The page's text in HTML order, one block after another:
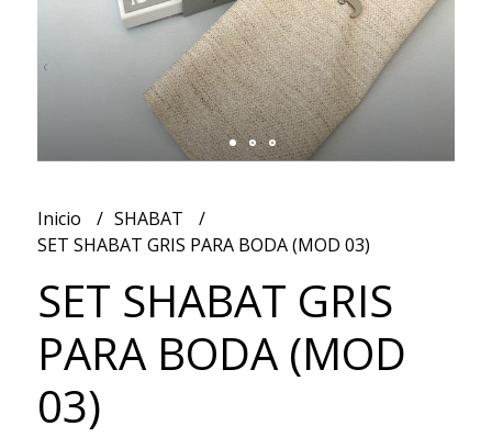
Inicio
SHABAT
SET SHABAT GRIS PARA BODA (MOD 03)
SET SHABAT GRIS
PARA BODA (MOD
03)